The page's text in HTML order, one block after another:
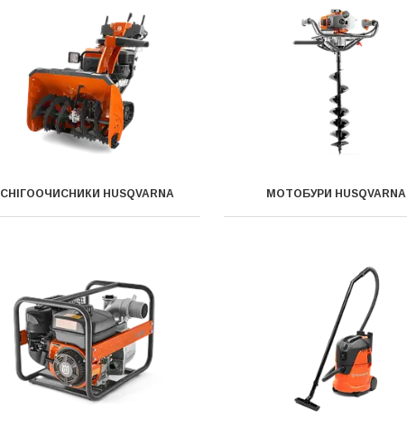
СНІГООЧИСНИКИ HUSQVARNA МОТОБУРИ HUSQVARNA